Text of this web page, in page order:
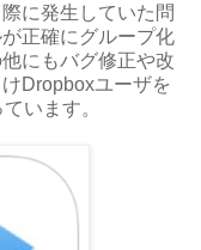
に発生していた問
正確にグループ化
にもバグ修正や改
Dropboxユーザを
います。